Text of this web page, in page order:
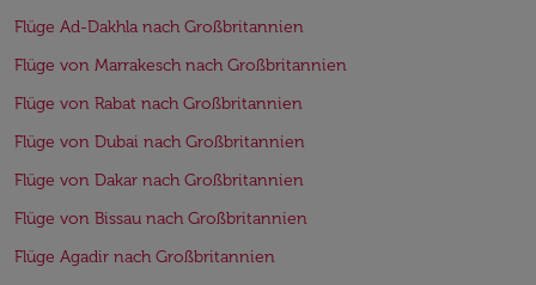
Flüge Ad-Dakhla nach Großbritannien
Flüge von Marrakesch nach Großbritannien
Flüge von Rabat nach Großbritannien
Flüge von Dubai nach Großbritannien
Flüge von Dakar nach Großbritannien
Flüge von Bissau nach Großbritannien
Flüge Agadir nach Großbritannien